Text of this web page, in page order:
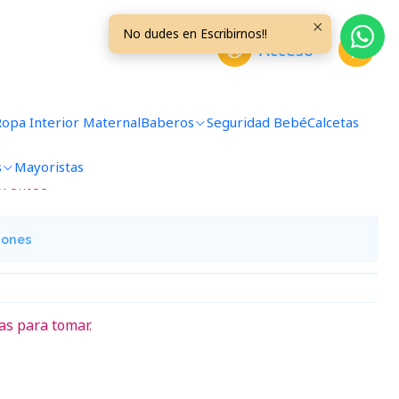
Acceso
Interior MaternalBaberos Seguridad BebéCalcetas
Mayoristas
para tomar.
No dudes en Escribirnos!!